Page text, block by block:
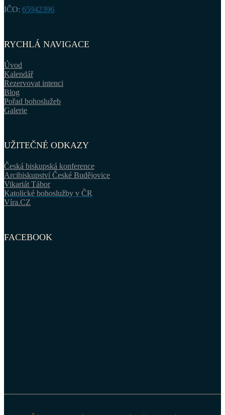
IČO: 65942396
RYCHLÁ NAVIGACE
Úvod
Kalendář
Rezervovat intenci
Blog
Pořad bohoslužeb
Galerie
UŽITEČNÉ ODKAZY
Česká biskupská konference
Arcibiskupství České Budějovice
Vikariát Tábor
Katolické bohoslužby v ČR
Víra.CZ
FACEBOOK